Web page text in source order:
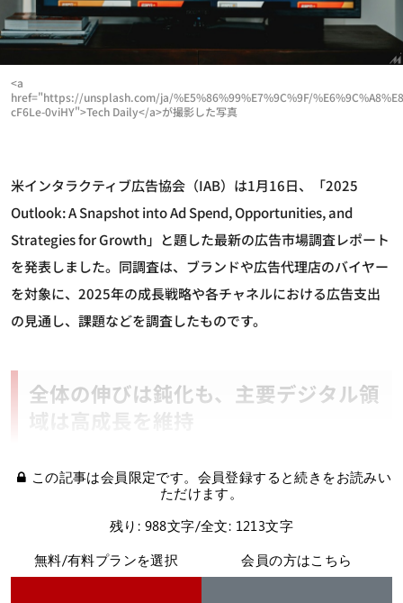
<a
href="https://unsplash.com/ja/%E5%86%99%E7%9C%9F/
cF6Le-0viHY">Tech Daily</a>が撮影した写真
米インタラクティブ広告協会（IAB）は1月16日、「2025
Outlook: A Snapshot into Ad Spend, Opportunities, and
Strategies for Growth」と題した最新の広告市場調査レポート
を発表しました。同調査は、ブランドや広告代理店のバイヤー
を対象に、2025年の成長戦略や各チャネルにおける広告支出
の見通し、課題などを調査したものです。
全体の伸びは鈍化も、主要デジタル領
域は高成長を維持
この記事は会員限定です。会員登録すると続きをお読みい
ただけます。
残り: 988文字/全文: 1213文字
無料/有料プランを選択
会員の方はこちら